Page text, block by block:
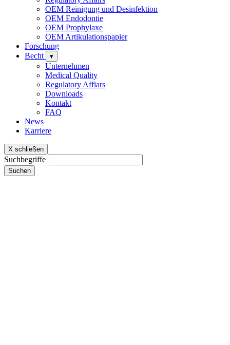
OEM Reinigung und Desinfektion
OEM Endodontie
OEM Prophylaxe
OEM Artikulationspapier
Forschung
Becht
▾
Unternehmen
Medical Quality
Regulatory Affiars
Downloads
Kontakt
FAQ
News
Karriere
X schließen
Suchbegriffe
Suchen